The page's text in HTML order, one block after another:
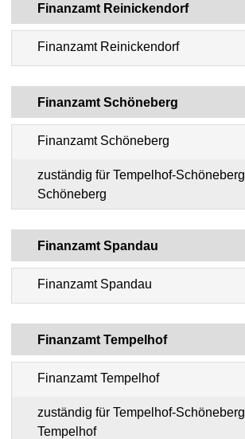
Finanzamt Reinickendorf
Finanzamt Reinickendorf
Finanzamt Schöneberg
Finanzamt Schöneberg
zuständig für Tempelhof-Schöneberg - Nur für
Schöneberg
Finanzamt Spandau
Finanzamt Spandau
Finanzamt Tempelhof
Finanzamt Tempelhof
zuständig für Tempelhof-Schöneberg - Nur für
Tempelhof